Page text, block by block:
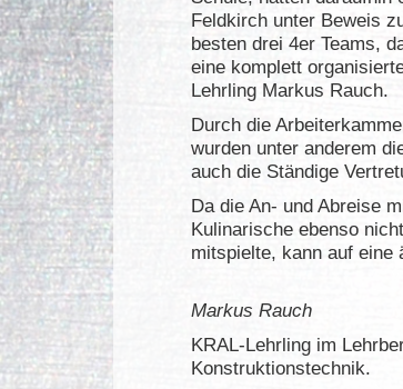
Feldkirch unter Beweis
besten drei 4er Teams,
eine komplett
Lehrling Markus Rauch.
Durch die
wurden unter anderem
auch die Ständige
Da die An- und Abreise
Kulinarische ebenso
mitspielte, kann auf eine
Markus Rauch
KRAL-Lehrling im
Konstruktionstechnik.